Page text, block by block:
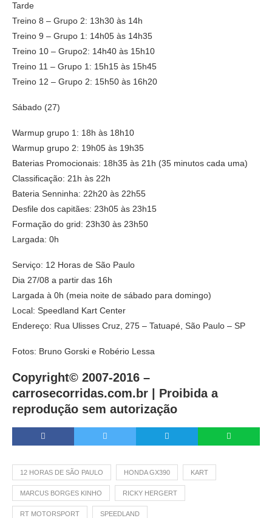
Tarde
Treino 8 – Grupo 2: 13h30 às 14h
Treino 9 – Grupo 1: 14h05 às 14h35
Treino 10 – Grupo2: 14h40 às 15h10
Treino 11 – Grupo 1: 15h15 às 15h45
Treino 12 – Grupo 2: 15h50 às 16h20
Sábado (27)
Warmup grupo 1: 18h às 18h10
Warmup grupo 2: 19h05 às 19h35
Baterias Promocionais: 18h35 às 21h (35 minutos cada uma)
Classificação: 21h às 22h
Bateria Senninha: 22h20 às 22h55
Desfile dos capitães: 23h05 às 23h15
Formação do grid: 23h30 às 23h50
Largada: 0h
Serviço: 12 Horas de São Paulo
Dia 27/08 a partir das 16h
Largada à 0h (meia noite de sábado para domingo)
Local: Speedland Kart Center
Endereço: Rua Ulisses Cruz, 275 – Tatuapé, São Paulo – SP
Fotos: Bruno Gorski e Robério Lessa
Copyright© 2007-2016 –
carrosecorridas.com.br |
Proibida a
reprodução sem autorização
12 HORAS DE SÃO PAULO HONDA GX390 KART
MARCUS BORGES KINHO RICKY HERGERT
RT MOTORSPORT SPEEDLAND